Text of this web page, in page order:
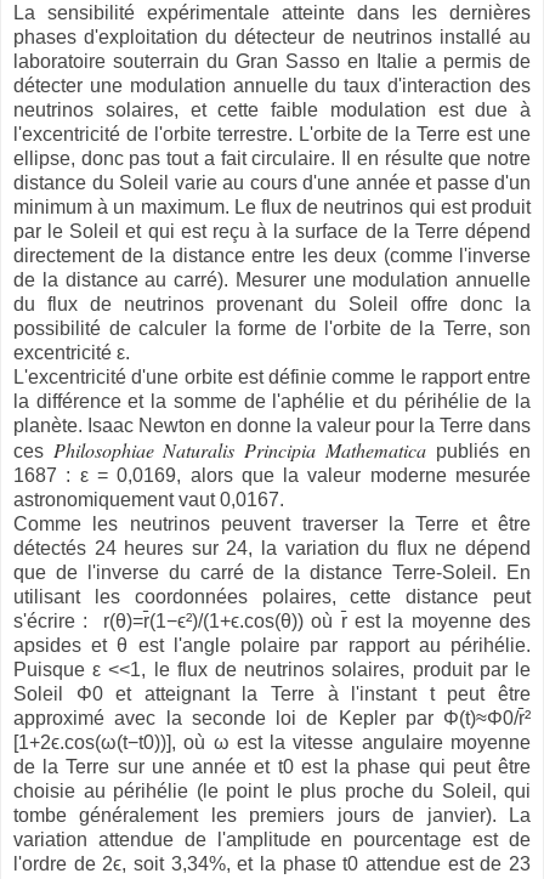
La sensibilité expérimentale atteinte dans les dernières
phases d'exploitation du détecteur de neutrinos installé au
laboratoire souterrain du Gran Sasso en Italie a permis de
détecter une modulation annuelle du taux d'interaction des
neutrinos solaires, et cette faible modulation est due à
l'excentricité de l'orbite terrestre. L'orbite de la Terre est une
ellipse, donc pas tout a fait circulaire. Il en résulte que notre
distance du Soleil varie au cours d'une année et passe d'un
minimum à un maximum. Le flux de neutrinos qui est produit
par le Soleil et qui est reçu à la surface de la Terre dépend
directement de la distance entre les deux (comme l'inverse
de la distance au carré). Mesurer une modulation annuelle
du flux de neutrinos provenant du Soleil offre donc la
possibilité de calculer la forme de l'orbite de la Terre, son
excentricité ε.
L'excentricité d'une orbite est définie comme le rapport entre
la différence et la somme de l'aphélie et du périhélie de la
planète. Isaac Newton en donne la valeur pour la Terre dans
ces Philosophiae Naturalis Principia Mathematica publiés en
1687 : ε = 0,0169, alors que la valeur moderne mesurée
astronomiquement vaut 0,0167.
Comme les neutrinos peuvent traverser la Terre et être
détectés 24 heures sur 24, la variation du flux ne dépend
que de l'inverse du carré de la distance Terre-Soleil. En
utilisant les coordonnées polaires, cette distance peut
s'écrire : r(θ)=r(1−ϵ²)/(1+ϵ.cos(θ))où rest la moyenne des
apsides et θ est l'angle polaire par rapport au périhélie.
Puisque ε <<1, le flux de neutrinos solaires, produit par le
Soleil Φ0et atteignant la Terre à l'instant t peut être
approximé avec la seconde loi de Kepler par Φ(t)≈Φ0/r²
[1+2ϵ.cos(ω(t−t0))], où ω est la vitesse angulaire moyenne
de la Terre sur une année et t0 est la phase qui peut être
choisie au périhélie (le point le plus proche du Soleil, qui
tombe généralement les premiers jours de janvier). La
variation attendue de l'amplitude en pourcentage est de
l'ordre de 2ϵ, soit 3,34%, et la phase t0 attendue est de 23